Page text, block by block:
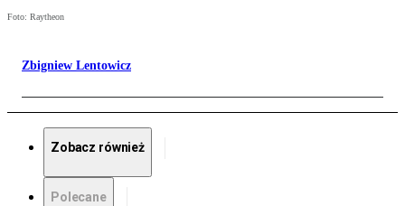
Foto: Raytheon
Zbigniew Lentowicz
Zobacz również
Polecane